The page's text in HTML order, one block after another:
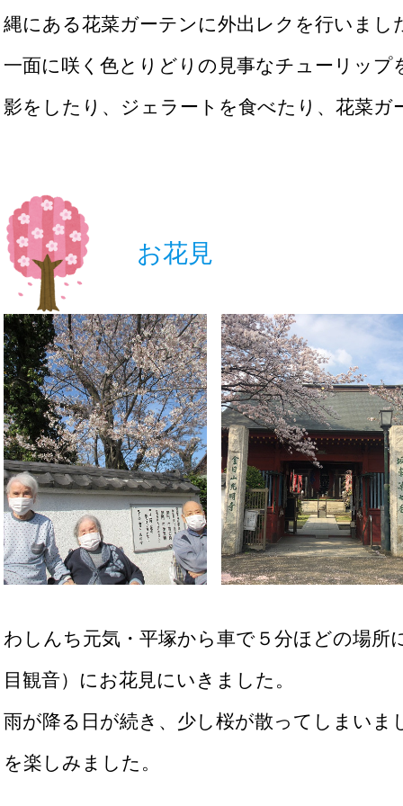
縄にある花菜ガーテンに外出レクを行いまし
一面に咲く色とりどりの見事なチューリップ
影をしたり、ジェラートを食べたり、花菜ガ
お花見
わしんち元気・平塚から車で５分ほどの場所
目観音）にお花見にいきました。
雨が降る日が続き、少し桜が散ってしまいま
を楽しみました。